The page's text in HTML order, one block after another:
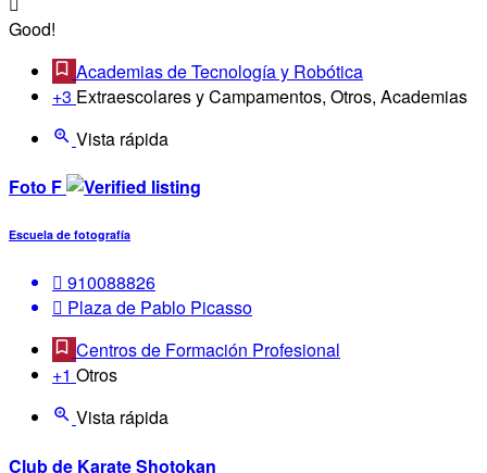
Good!
Academias de Tecnología y Robótica
+3 Extraescolares y Campamentos, Otros, Academias
Vista rápida
Foto F
Escuela de fotografía
910088826
Plaza de Pablo Picasso
Centros de Formación Profesional
+1 Otros
Vista rápida
Club de Karate Shotokan